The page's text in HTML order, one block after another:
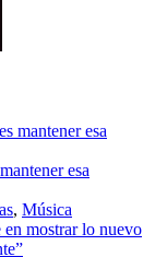
esa
, Música